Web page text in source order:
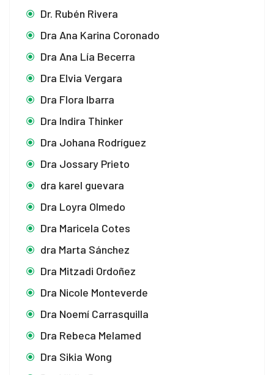
Dr. Rubén Rivera
Dra Ana Karina Coronado
Dra Ana Lía Becerra
Dra Elvia Vergara
Dra Flora Ibarra
Dra Indira Thinker
Dra Johana Rodríguez
Dra Jossary Prieto
dra karel guevara
Dra Loyra Olmedo
Dra Maricela Cotes
dra Marta Sánchez
Dra Mitzadi Ordoñez
Dra Nicole Monteverde
Dra Noemí Carrasquilla
Dra Rebeca Melamed
Dra Sikia Wong